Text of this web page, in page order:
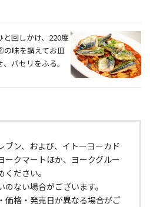
と回しかけ、220度
の味を調えてお皿
パセリをふる。
ン、および、イトーヨーカド
ークマートほか、ヨークグルー
ださい。
ない場合がございます。
格・発売日が異なる場合がご